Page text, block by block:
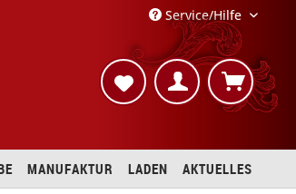
Service/Hilfe
AKTUELLES
LADEN
MANUFAKTUR